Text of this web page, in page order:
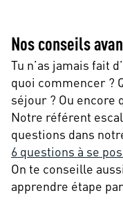
Nos conseils
Tu n’as jamais fait
quoi commencer ?
séjour ? Ou encore
Notre référent
questions dans
6 questions à se
On te conseille
apprendre étape